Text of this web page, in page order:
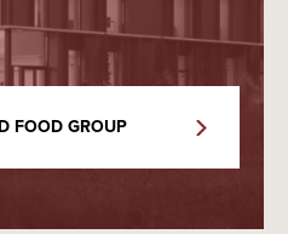
FOOD GROUP